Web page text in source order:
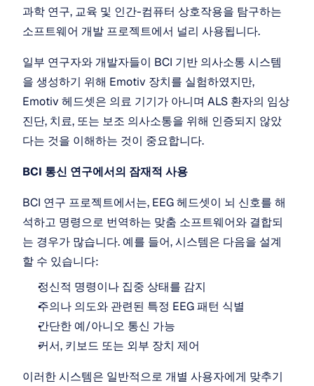
과학 연구, 교육 및 인간-컴퓨터 상호작용을 탐구하는
소프트웨어 개발 프로젝트에서 널리 사용됩니다.
일부 연구자와 개발자들이 BCI 기반 의사소통 시스템
을 생성하기 위해 Emotiv 장치를 실험하였지만,
Emotiv 헤드셋은 의료 기기가 아니며 ALS 환자의 임상
진단, 치료, 또는 보조 의사소통을 위해 인증되지 않았
다는 것을 이해하는 것이 중요합니다.
BCI 통신 연구에서의 잠재적 사용
BCI 연구 프로젝트에서는, EEG 헤드셋이 뇌 신호를 해
석하고 명령으로 번역하는 맞춤 소프트웨어와 결합되
는 경우가 많습니다. 예를 들어, 시스템은 다음을 설계
할 수 있습니다:
정신적 명령이나 집중 상태를 감지
주의나 의도와 관련된 특정 EEG 패턴 식별
간단한 예/아니오 통신 가능
커서, 키보드 또는 외부 장치 제어
이러한 시스템은 일반적으로 개별 사용자에게 맞추기